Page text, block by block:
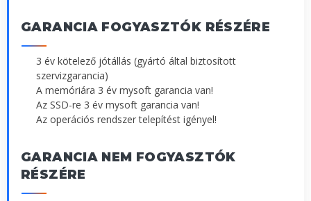
GARANCIA FOGYASZTÓK RÉSZÉRE
3 év kötelező jótállás (gyártó által biztosított
szervizgarancia)
A memóriára 3 év mysoft garancia van!
Az SSD-re 3 év mysoft garancia van!
Az operációs rendszer telepítést igényel!
GARANCIA NEM FOGYASZTÓK
RÉSZÉRE